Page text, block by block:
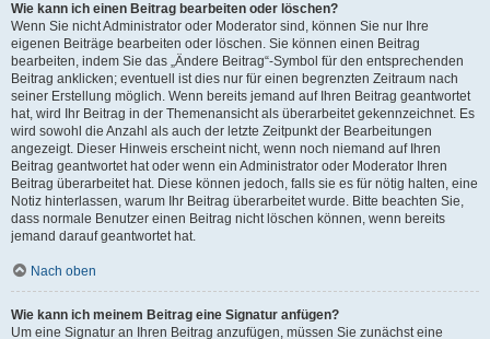
Wie kann ich einen Beitrag bearbeiten oder löschen?
Wenn Sie nicht Administrator oder Moderator sind, können Sie nur Ihre
eigenen Beiträge bearbeiten oder löschen. Sie können einen Beitrag
bearbeiten, indem Sie das „Ändere Beitrag“-Symbol für den entsprechenden
Beitrag anklicken; eventuell ist dies nur für einen begrenzten Zeitraum nach
seiner Erstellung möglich. Wenn bereits jemand auf Ihren Beitrag geantwortet
hat, wird Ihr Beitrag in der Themenansicht als überarbeitet gekennzeichnet. Es
wird sowohl die Anzahl als auch der letzte Zeitpunkt der Bearbeitungen
angezeigt. Dieser Hinweis erscheint nicht, wenn noch niemand auf Ihren
Beitrag geantwortet hat oder wenn ein Administrator oder Moderator Ihren
Beitrag überarbeitet hat. Diese können jedoch, falls sie es für nötig halten, eine
Notiz hinterlassen, warum Ihr Beitrag überarbeitet wurde. Bitte beachten Sie,
dass normale Benutzer einen Beitrag nicht löschen können, wenn bereits
jemand darauf geantwortet hat.
Nach oben
Wie kann ich meinem Beitrag eine Signatur anfügen?
Um eine Signatur an Ihren Beitrag anzufügen, müssen Sie zunächst eine